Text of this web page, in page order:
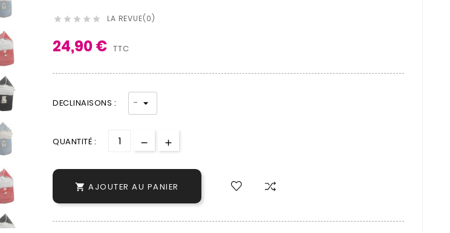
     LA REVUE(0)
24,90 € TTC
DECLINAISONS :
QUANTITÉ :
 AJOUTER AU PANIER